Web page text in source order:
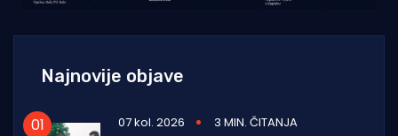
Najnovije objave
07 kol. 2026
3 MIN. ČITANJA